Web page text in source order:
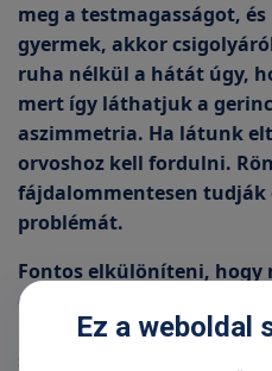
meg a testmagasságot,
gyermek, akkor
ruha nélkül a hátát úgy,
mert így láthatjuk a
aszimmetria. Ha látunk
orvoshoz kell fordulni.
fájdalommentesen tudják
problémát.
Fontos elkülöníteni, hogy
gerincferdülésről
kimérhető fokérték
speciális gyógytorna, 20
Ez a weboldal